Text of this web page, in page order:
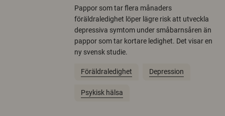
Pappor som tar flera månaders
föräldraledighet löper lägre risk att utveckla
depressiva symtom under småbarnsåren än
pappor som tar kortare ledighet. Det visar en
ny svensk studie.
Föräldraledighet Depression
Psykisk hälsa